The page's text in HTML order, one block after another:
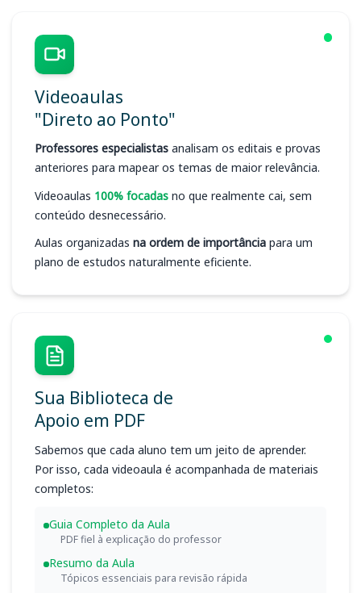
Videoaulas
"Direto ao Ponto"
Professores especialistas analisam os editais e provas
anteriores para mapear os temas de maior relevância.
Videoaulas 100% focadas no que realmente cai, sem
conteúdo desnecessário.
Aulas organizadas na ordem de importância para um
plano de estudos naturalmente eficiente.
Sua Biblioteca de
Apoio em PDF
Sabemos que cada aluno tem um jeito de aprender.
Por isso, cada videoaula é acompanhada de materiais
completos:
Guia Completo da Aula
PDF fiel à explicação do professor
Resumo da Aula
Tópicos essenciais para revisão rápida